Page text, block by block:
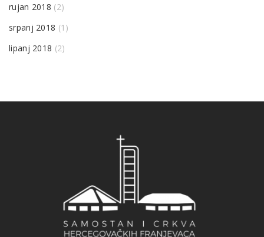
rujan 2018 (2)
srpanj 2018 (1)
lipanj 2018 (2)